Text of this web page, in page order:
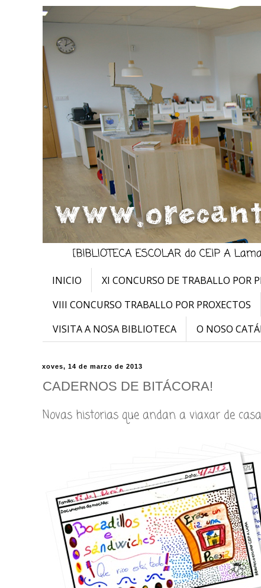
INICIO XI CONCURSO DE TRABALLO POR
VIII CONCURSO TRABALLO POR PROXECTOS
VISITA A NOSA BIBLIOTECA
O NOSO
xoves, 14 de marzo de 2013
CADERNOS DE BITÁCORA!
Novas historias que andan a viaxar de